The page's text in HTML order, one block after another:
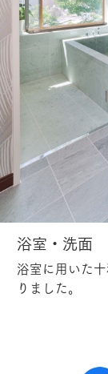
浴室・洗面
浴室に用いた
りました。